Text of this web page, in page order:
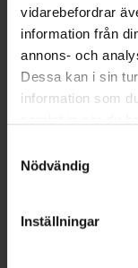
vidarebefordrar
information från
annons- och
Dessa kan i sin
information som
återkalla ditt
lagligheten av
Nödvändig
Inställningar
Läs
EAN: